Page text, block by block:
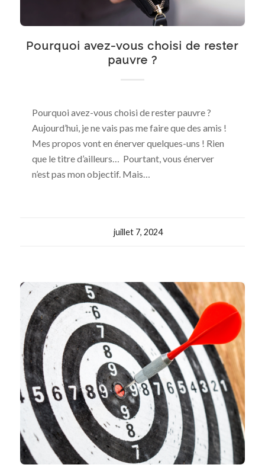
Pourquoi avez-vous choisi de rester
pauvre ?
Pourquoi avez-vous choisi de rester pauvre ?
Aujourd’hui, je ne vais pas me faire que des amis !
Mes propos vont en énerver quelques-uns ! Rien
que le titre d’ailleurs… Pourtant, vous énerver
n’est pas mon objectif. Mais…
juillet 7, 2024